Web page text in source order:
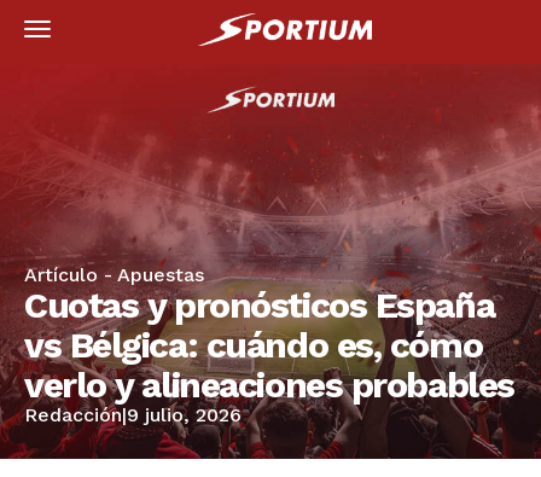
Artículo -Apuestas
Cuotas y pronósticos España
vs Bélgica: cuándo es, cómo
verlo y alineaciones probables
Redacción|9 julio, 2026